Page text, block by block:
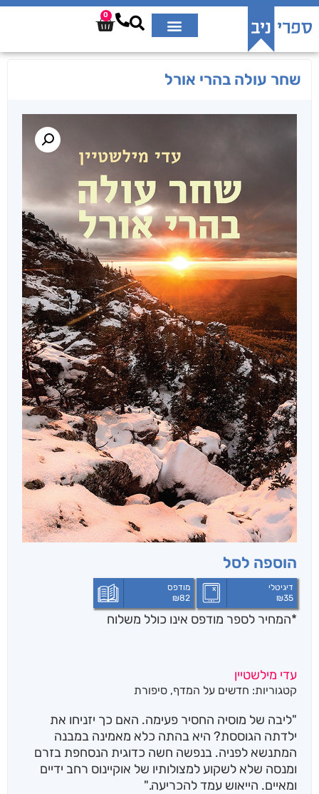
0
שחר עולה בהרי אורל
הוספה לסל
דיגיטלי
₪35
מודפס
₪82
*המחיר לספר מודפס אינו כולל משלוח
עדי מילשטיין
קטגוריות: חדשים על המדף, סיפורת
"ליבה של מוסיה החסיר פעימה. האם כך יזניחו את
ילדתה הגוססת? היא בהתה כלא מאמינה במבנה
המתנשא לפניה. בנפשה חשה כדוגית הנסחפת בזרם
ומנסה שלא לשקוע למצולותיו של אוקיינוס רחב ידיים
ומאיים. הייאוש עמד להכריעה."